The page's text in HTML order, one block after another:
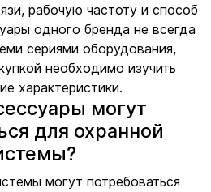
рабочую частоту и способ
одного бренда не всегда
сериями оборудования,
необходимо изучить
характеристики.
могут
для охранной
могут потребоваться